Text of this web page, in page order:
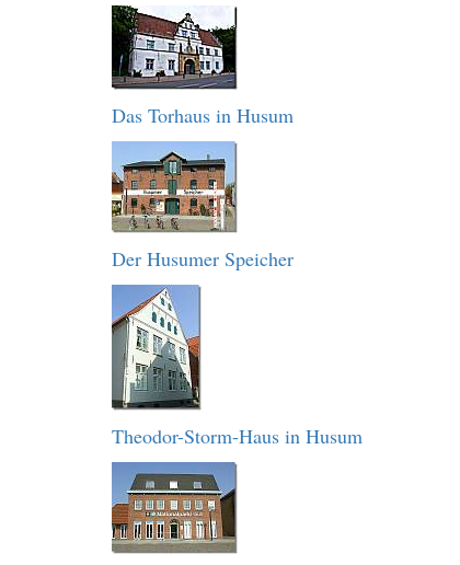
Das Torhaus in Husum
Der Husumer Speicher
Theodor-Storm-Haus in Husum